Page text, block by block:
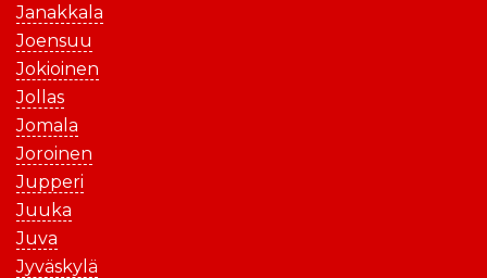
Janakkala
Joensuu
Jokioinen
Jollas
Jomala
Joroinen
Jupperi
Juuka
Juva
Jyväskylä